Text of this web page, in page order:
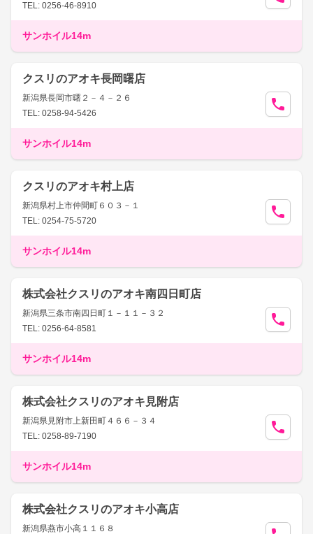
TEL: 0256-46-8910
サンホイル14m
クスリのアオキ長岡曙店
新潟県長岡市曙２－４－２６
TEL: 0258-94-5426
サンホイル14m
クスリのアオキ村上店
新潟県村上市仲間町６０３－１
TEL: 0254-75-5720
サンホイル14m
株式会社クスリのアオキ南四日町店
新潟県三条市南四日町１－１１－３２
TEL: 0256-64-8581
サンホイル14m
株式会社クスリのアオキ見附店
新潟県見附市上新田町４６６－３４
TEL: 0258-89-7190
サンホイル14m
株式会社クスリのアオキ小高店
新潟県燕市小高１１６８